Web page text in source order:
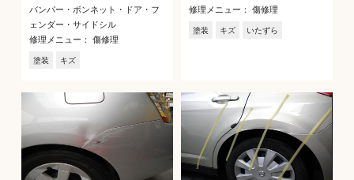
バンパー・ボンネット・ドア・フ
ェンダー・サイドシル
修理メニュー： 傷修理
塗装 キズ
修理メニュー： 傷修理
塗装 キズ いたずら